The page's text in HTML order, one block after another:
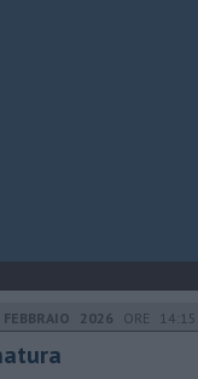
2026 ORE 14:15